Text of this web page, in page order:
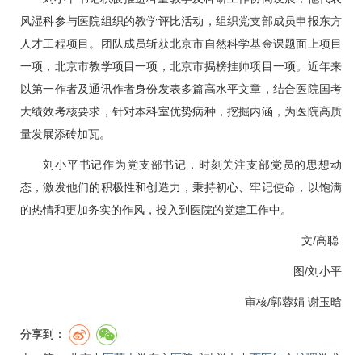
风湿科参与医院组织的教学评比活动，组织党支部成员申报东方
人才工程项目。团队成员斩获北京市自然科学基金课题面上项目
一项，北京市教学项目一项，北京市揭榜挂帅项目一项。近年来
以第一作者及通讯作者身份发表多篇高水平文章，结合医院国考
大绩效考核要求，针对本科室优势病种，挖掘内涵，为医院高质
量发展添砖加瓦。
刘小平书记作为党支部书记，时刻关注支部党员的思想动
态，激发他们的积极性和创造力，秉持初心、牢记使命，以饱满
的热情和更加务实的作风，投入到医院的党建工作中。
文/高聪
图/刘小平
审核/郭蓉娟 谢玉晗
分享到：